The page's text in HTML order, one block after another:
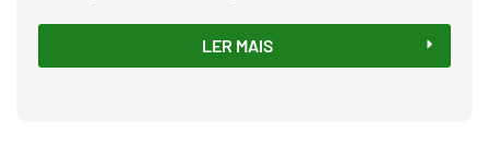
LER MAIS